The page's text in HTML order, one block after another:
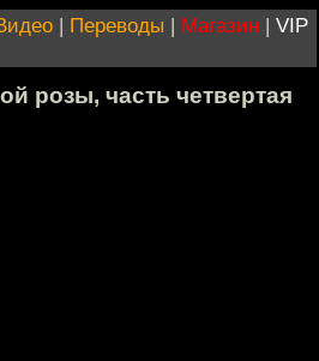
| Переводы | Магазин | VIP
розы, часть четвертая